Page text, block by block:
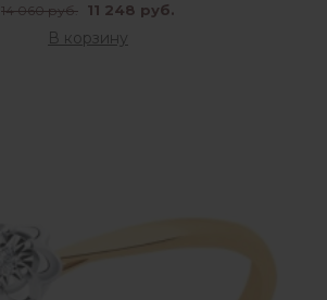
14 060 руб. 11 248 руб.
В корзину